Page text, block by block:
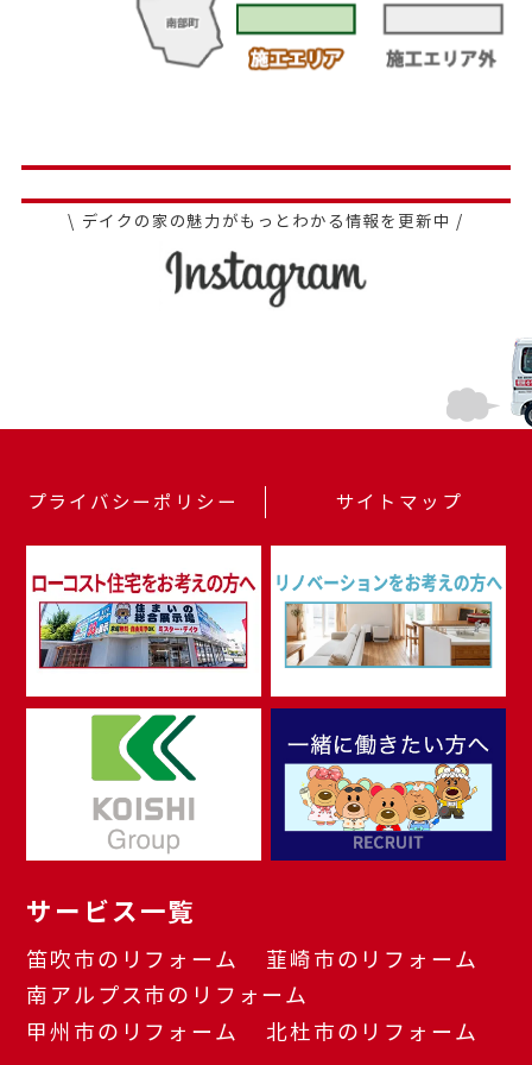
\ デイクの家の魅力がもっとわかる情報を更新中 /
プライバシーポリシー サイトマップ
サービス一覧
笛吹市のリフォーム
韮崎市のリフォーム
南アルプス市のリフォーム
甲州市のリフォーム
北杜市のリフォーム